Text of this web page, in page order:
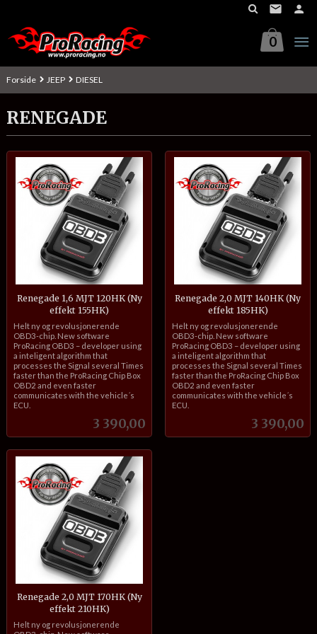
innholdet
0
Forside JEEP DIESEL
RENEGADE
Renegade 1,6 MJT 120HK (Ny
effekt 155HK)
Pris
3 390,00
inkl.
mva.
Helt ny og revolusjonerende
OBD3-chip. New software
ProRacing OBD3 – developer using
a inteligent algorithm that
processes the Signal several Times
faster than the ProRacing Chip Box
OBD2 and even faster
communicates with the vehicle´s
ECU.
Renegade 2,0 MJT 140HK (Ny
effekt 185HK)
Pris
3 390,00
inkl.
mva.
Helt ny og revolusjonerende
OBD3-chip. New software
ProRacing OBD3 – developer using
a inteligent algorithm that
processes the Signal several Times
faster than the ProRacing Chip Box
OBD2 and even faster
communicates with the vehicle´s
ECU.
Renegade 2,0 MJT 170HK (Ny
effekt 210HK)
inkl.
Helt ny og revolusjonerende